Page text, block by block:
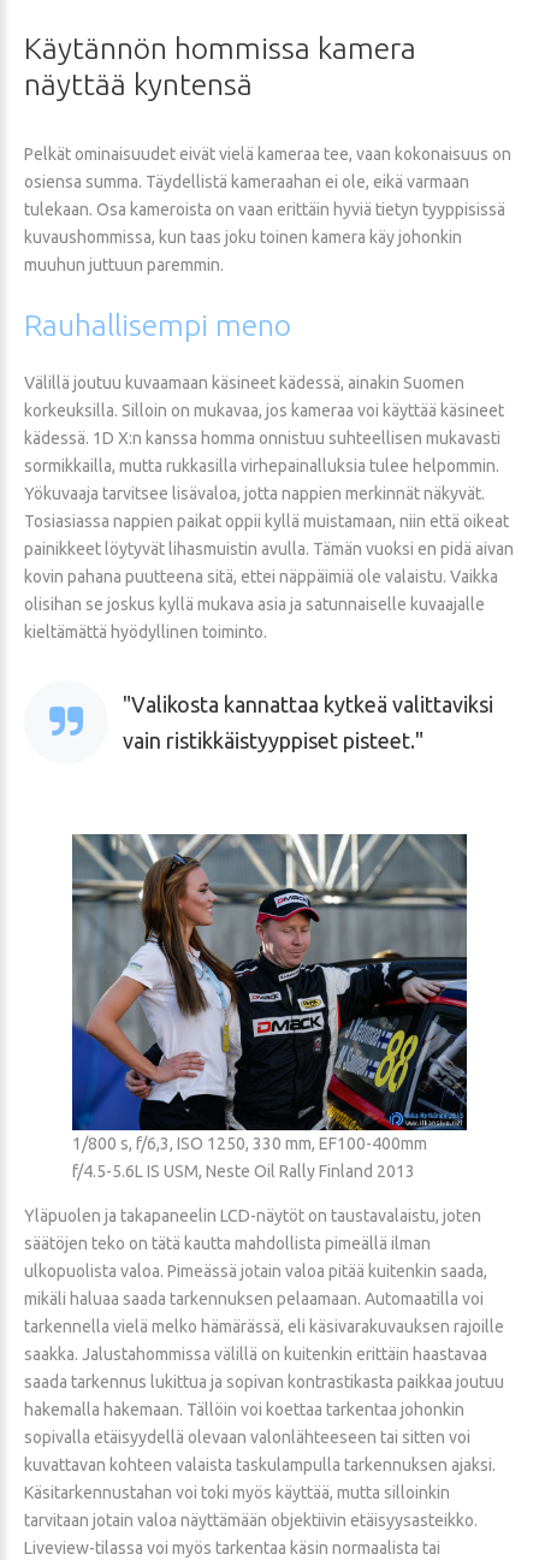
Käytännön hommissa kamera
näyttää kyntensä
Pelkät ominaisuudet eivät vielä kameraa tee, vaan kokonaisuus on
osiensa summa. Täydellistä kameraahan ei ole, eikä varmaan
tulekaan. Osa kameroista on vaan erittäin hyviä tietyn tyyppisissä
kuvaushommissa, kun taas joku toinen kamera käy johonkin
muuhun juttuun paremmin.
Rauhallisempi meno
Välillä joutuu kuvaamaan käsineet kädessä, ainakin Suomen
korkeuksilla. Silloin on mukavaa, jos kameraa voi käyttää käsineet
kädessä. 1D X:n kanssa homma onnistuu suhteellisen mukavasti
sormikkailla, mutta rukkasilla virhepainalluksia tulee helpommin.
Yökuvaaja tarvitsee lisävaloa, jotta nappien merkinnät näkyvät.
Tosiasiassa nappien paikat oppii kyllä muistamaan, niin että oikeat
painikkeet löytyvät lihasmuistin avulla. Tämän vuoksi en pidä aivan
kovin pahana puutteena sitä, ettei näppäimiä ole valaistu. Vaikka
olisihan se joskus kyllä mukava asia ja satunnaiselle kuvaajalle
kieltämättä hyödyllinen toiminto.
Valikosta kannattaa kytkeä valittaviksi
vain ristikkäistyyppiset pisteet.
1/800 s, f/6,3, ISO 1250, 330 mm, EF100-400mm
f/4.5-5.6L IS USM, Neste Oil Rally Finland 2013
Yläpuolen ja takapaneelin LCD-näytöt on taustavalaistu, joten
säätöjen teko on tätä kautta mahdollista pimeällä ilman
ulkopuolista valoa. Pimeässä jotain valoa pitää kuitenkin saada,
mikäli haluaa saada tarkennuksen pelaamaan. Automaatilla voi
tarkennella vielä melko hämärässä, eli käsivarakuvauksen rajoille
saakka. Jalustahommissa välillä on kuitenkin erittäin haastavaa
saada tarkennus lukittua ja sopivan kontrastikasta paikkaa joutuu
hakemalla hakemaan. Tällöin voi koettaa tarkentaa johonkin
sopivalla etäisyydellä olevaan valonlähteeseen tai sitten voi
kuvattavan kohteen valaista taskulampulla tarkennuksen ajaksi.
Käsitarkennustahan voi toki myös käyttää, mutta silloinkin
tarvitaan jotain valoa näyttämään objektiivin etäisyysasteikko.
Liveview-tilassa voi myös tarkentaa käsin normaalista tai